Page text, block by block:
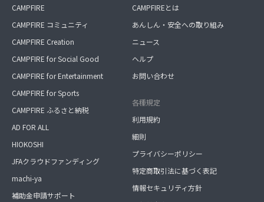
CAMPFIRE
CAMPFIRE コミュニティ
CAMPFIRE Creation
CAMPFIRE for Social Good
CAMPFIRE for Entertainment
CAMPFIRE for Sports
CAMPFIRE ふるさと納税
AD FOR ALL
HIOKOSHI
JFAクラウドファンディング
machi-ya
補助金申請サポート
CAMPFIREとは
あんしん・安全への取り組み
ニュース
ヘルプ
お問い合わせ
各種規定
利用規約
細則
プライバシーポリシー
特定商取引法に基づく表記
情報セキュリティ方針